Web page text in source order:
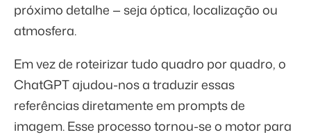
próximo detalhe — seja óptica, localização ou
atmosfera.
Em vez de roteirizar tudo quadro por quadro, o
ChatGPT ajudou-nos a traduzir essas
referências diretamente em prompts de
imagem. Esse processo tornou-se o motor para